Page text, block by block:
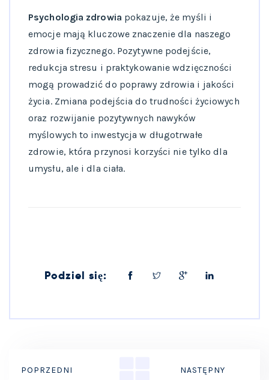
Psychologia zdrowia pokazuje, że myśli i
emocje mają kluczowe znaczenie dla naszego
zdrowia fizycznego. Pozytywne podejście,
redukcja stresu i praktykowanie wdzięczności
mogą prowadzić do poprawy zdrowia i jakości
życia. Zmiana podejścia do trudności życiowych
oraz rozwijanie pozytywnych nawyków
myślowych to inwestycja w długotrwałe
zdrowie, która przynosi korzyści nie tylko dla
umysłu, ale i dla ciała.
Podziel się:
POPRZEDNI NASTĘPNY